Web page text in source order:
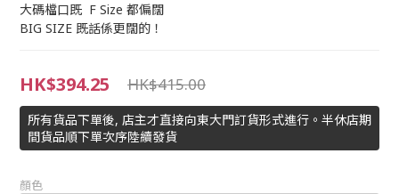
大碼檔口既  F Size 都偏闊
BIG SIZE 既話係更闊的！
HK$394.25 HK$415.00
所有貨品下單後, 店主才直接向東大門訂貨形式進行。半休店期
間貨品順下單次序陸續發貨
顏色